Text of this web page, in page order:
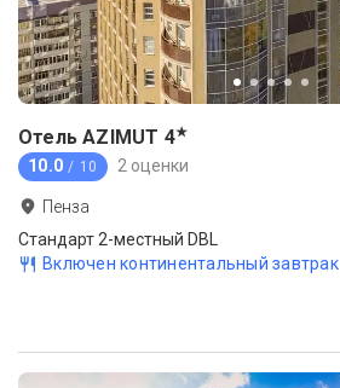
Отель AZIMUT 4★
10.0 / 10 2 оценки
Пенза
Стандарт 2-местный DBL
Включен континентальный завтрак